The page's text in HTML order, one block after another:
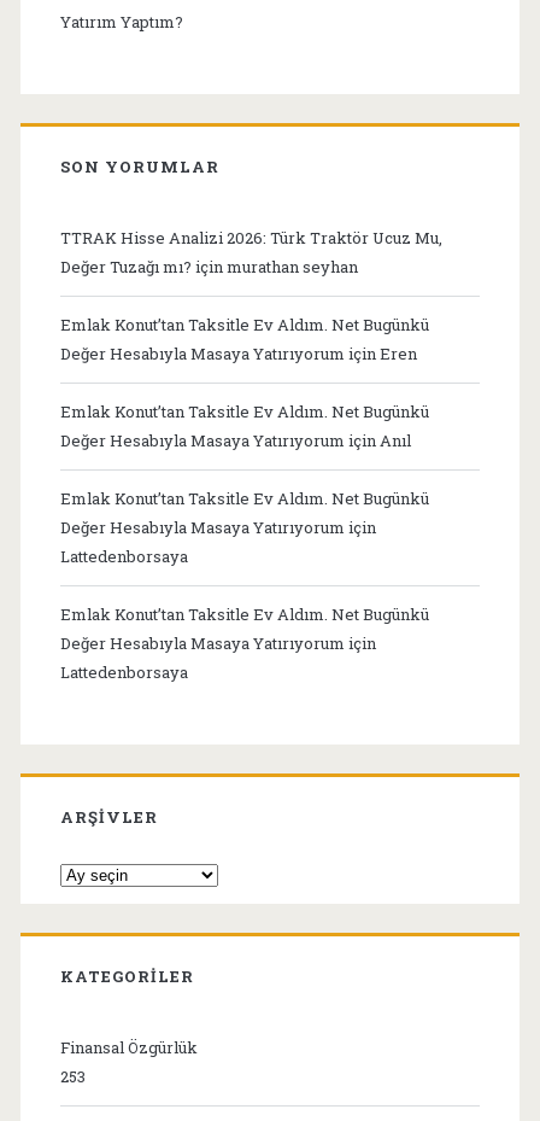
Yatırım Yaptım?
SON YORUMLAR
TTRAK Hisse Analizi 2026: Türk Traktör Ucuz Mu,
Değer Tuzağı mı? için murathan seyhan
Emlak Konut’tan Taksitle Ev Aldım. Net Bugünkü
Değer Hesabıyla Masaya Yatırıyorum için Eren
Emlak Konut’tan Taksitle Ev Aldım. Net Bugünkü
Değer Hesabıyla Masaya Yatırıyorum için Anıl
Emlak Konut’tan Taksitle Ev Aldım. Net Bugünkü
Değer Hesabıyla Masaya Yatırıyorum için
Lattedenborsaya
Emlak Konut’tan Taksitle Ev Aldım. Net Bugünkü
Değer Hesabıyla Masaya Yatırıyorum için
Lattedenborsaya
ARŞIVLER
Arşivler
KATEGORILER
Finansal Özgürlük
253